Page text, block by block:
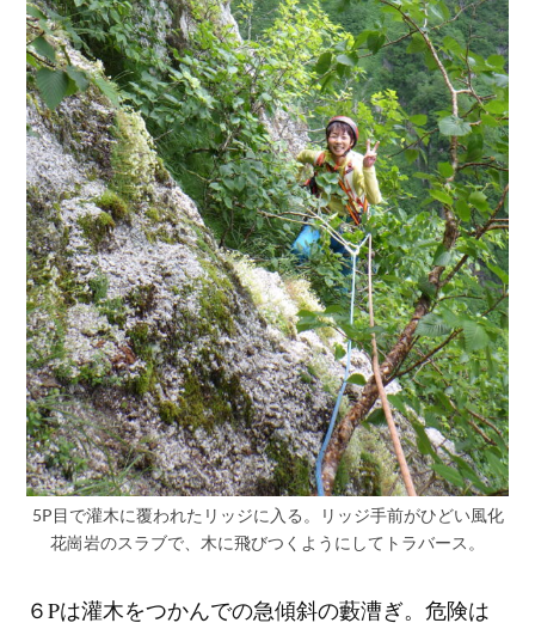
5P目で灌木に覆われたリッジに入る。リッジ手前がひどい風化
花崗岩のスラブで、木に飛びつくようにしてトラバース。
６Pは灌木をつかんでの急傾斜の藪漕ぎ。危険は